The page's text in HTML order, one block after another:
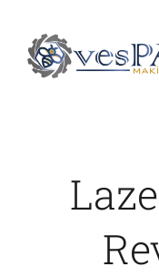
content
Ürünlerimiz